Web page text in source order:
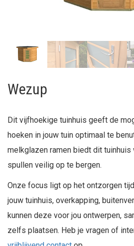
Wezup
Dit vijfhoekige tuinhuis geeft de
hoeken in jouw tuin optimaal te
melkglazen ramen biedt dit tuinhuis
spullen veilig op te bergen.
Onze focus ligt op het ontzorgen
jouw tuinhuis, overkapping,
kunnen deze voor jou ontwerpen,
zelfs plaatsen. Heb je vragen of